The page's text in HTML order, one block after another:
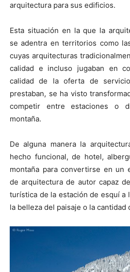
arquitectura para sus edificios.
Esta situación en la que la
se adentra en territorios como
cuyas arquitecturas
calidad e incluso jugaban en
calidad de la oferta de
prestaban, se ha visto
competir entre estaciones o
montaña.
De alguna manera la
hecho funcional, de hotel,
montaña para convertirse en un
de arquitectura de autor capaz
turística de la estación de esquí a
la belleza del paisaje o la cantidad